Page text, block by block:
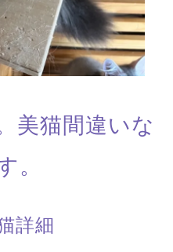
美猫間違いな
。
詳細